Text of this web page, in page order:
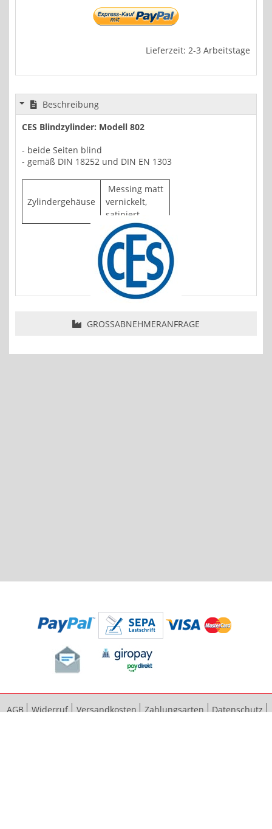
Lieferzeit: 2-3 Arbeitstage
Beschreibung
CES Blindzylinder: Modell 802
- beide Seiten blind
- gemäß DIN 18252 und DIN EN 1303
Zylindergehäuse
Messing matt
vernickelt,
satiniert
GROSSABNEHMERANFRAGE
AGB Widerruf Versandkosten Zahlungsarten
Datenschutz